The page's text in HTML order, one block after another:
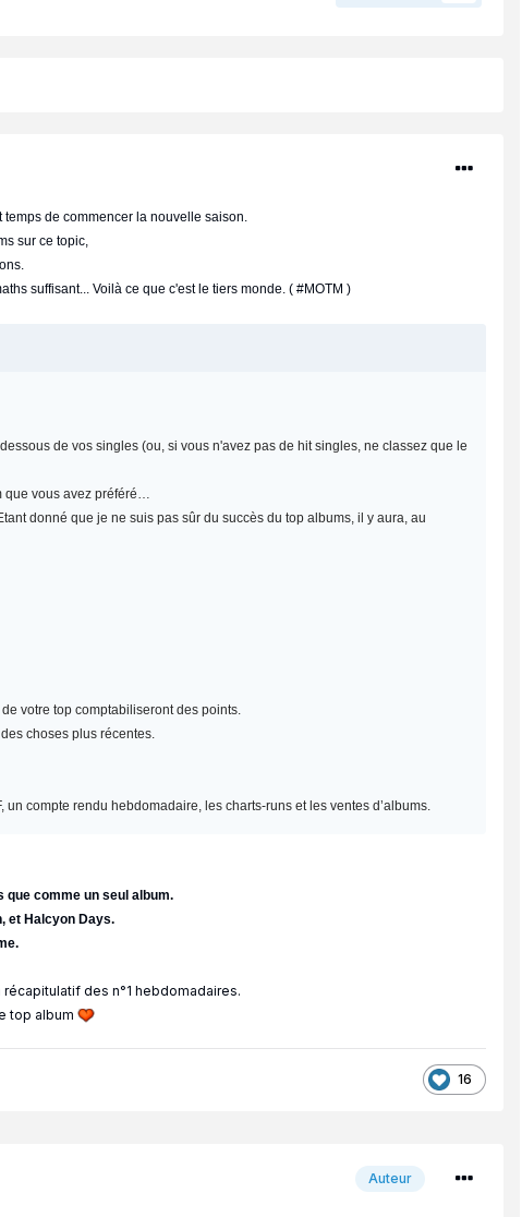
de commencer la nouvelle saison.
sur ce topic,
suffisant... Voilà ce que c'est le tiers monde. ( #MOTM )
de vos singles (ou, si vous n'avez pas de hit singles, ne classez que le
vous avez préféré…
donné que je ne suis pas sûr du succès du top albums, il y aura, au
votre top comptabiliseront des points.
choses plus récentes.
compte rendu hebdomadaire, les charts-runs et les ventes d’albums.
comme un seul album.
et Halcyon Days.
des n°1 hebdomadaires.
top album
16
Auteur